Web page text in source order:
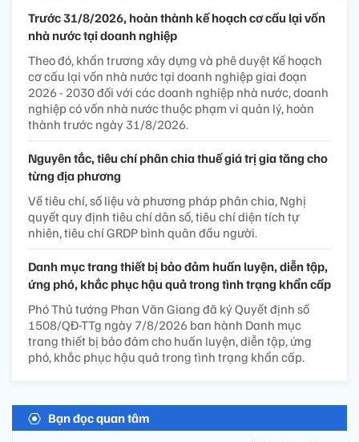
Trước 31/8/2026, hoàn thành kế hoạch cơ cấu lại vốn
nhà nước tại doanh nghiệp
Theo đó, khẩn trương xây dựng và phê duyệt Kế hoạch
cơ cấu lại vốn nhà nước tại doanh nghiệp giai đoạn
2026 - 2030 đối với các doanh nghiệp nhà nước, doanh
nghiệp có vốn nhà nước thuộc phạm vi quản lý, hoàn
thành trước ngày 31/8/2026.
Nguyên tắc, tiêu chí phân chia thuế giá trị gia tăng cho
từng địa phương
Về tiêu chí, số liệu và phương pháp phân chia, Nghị
quyết quy định tiêu chí dân số, tiêu chí diện tích tự
nhiên, tiêu chí GRDP bình quân đầu người.
Danh mục trang thiết bị bảo đảm huấn luyện, diễn tập,
ứng phó, khắc phục hậu quả trong tình trạng khẩn cấp
Phó Thủ tướng Phan Văn Giang đã ký Quyết định số
1508/QĐ-TTg ngày 7/8/2026 ban hành Danh mục
trang thiết bị bảo đảm cho huấn luyện, diễn tập, ứng
phó, khắc phục hậu quả trong tình trạng khẩn cấp.
Bạn đọc quan tâm